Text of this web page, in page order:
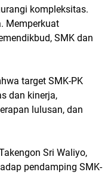
kompleksitas.
Memperkuat
SMK dan
target SMK-PK
dan kinerja,
lulusan, dan
Sri Waliyo,
pendamping SMK-